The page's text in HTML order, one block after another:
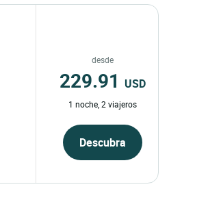
desde
229.91 USD
1 noche, 2 viajeros
Descubra